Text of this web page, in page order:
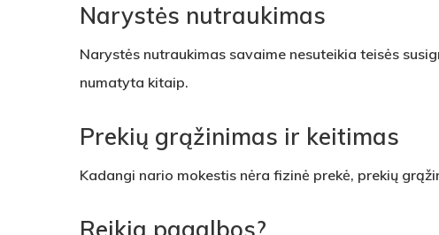
Narystės nutraukimas
Narystės nutraukimas savaime nesuteikia teisės
numatyta kitaip.
Prekių grąžinimas ir keitimas
Kadangi nario mokestis nėra fizinė prekė, prekių